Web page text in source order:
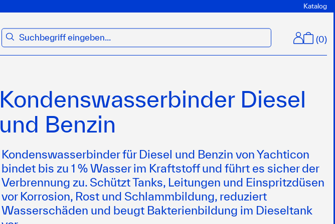
Katalog
suchen (0)
Kondenswasserbinder Diesel
und Benzin
Kondenswasserbinder für Diesel und Benzin von Yachticon
bindet bis zu 1 % Wasser im Kraftstoff und führt es sicher der
Verbrennung zu. Schützt Tanks, Leitungen und Einspritzdüsen
vor Korrosion, Rost und Schlammbildung, reduziert
Wasserschäden und beugt Bakterienbildung im Dieseltank